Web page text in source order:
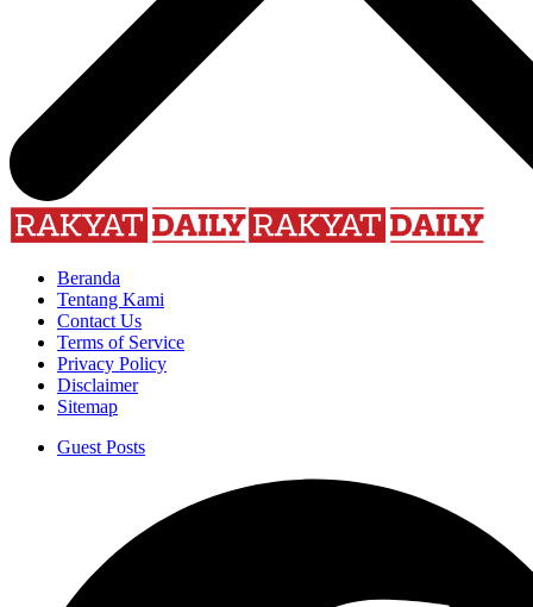
Beranda
Tentang Kami
Contact Us
Terms of Service
Privacy Policy
Disclaimer
Sitemap
Guest Posts